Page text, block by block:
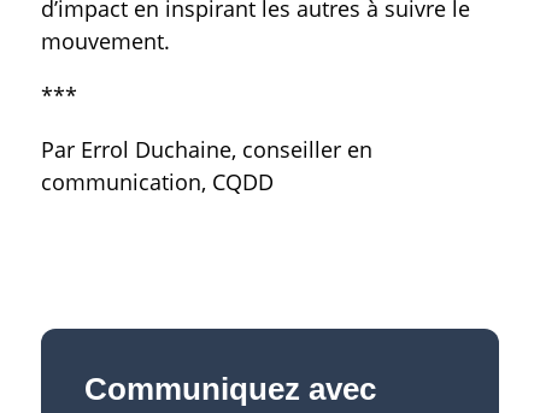
d’impact en inspirant les autres à suivre le
mouvement.
***
Par Errol Duchaine, conseiller en
communication, CQDD
Communiquez avec